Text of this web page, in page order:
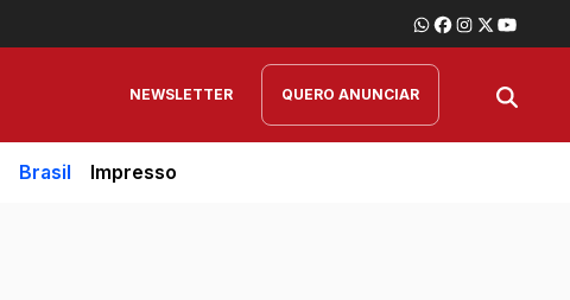
NEWSLETTER QUERO ANUNCIAR
Brasil Impresso